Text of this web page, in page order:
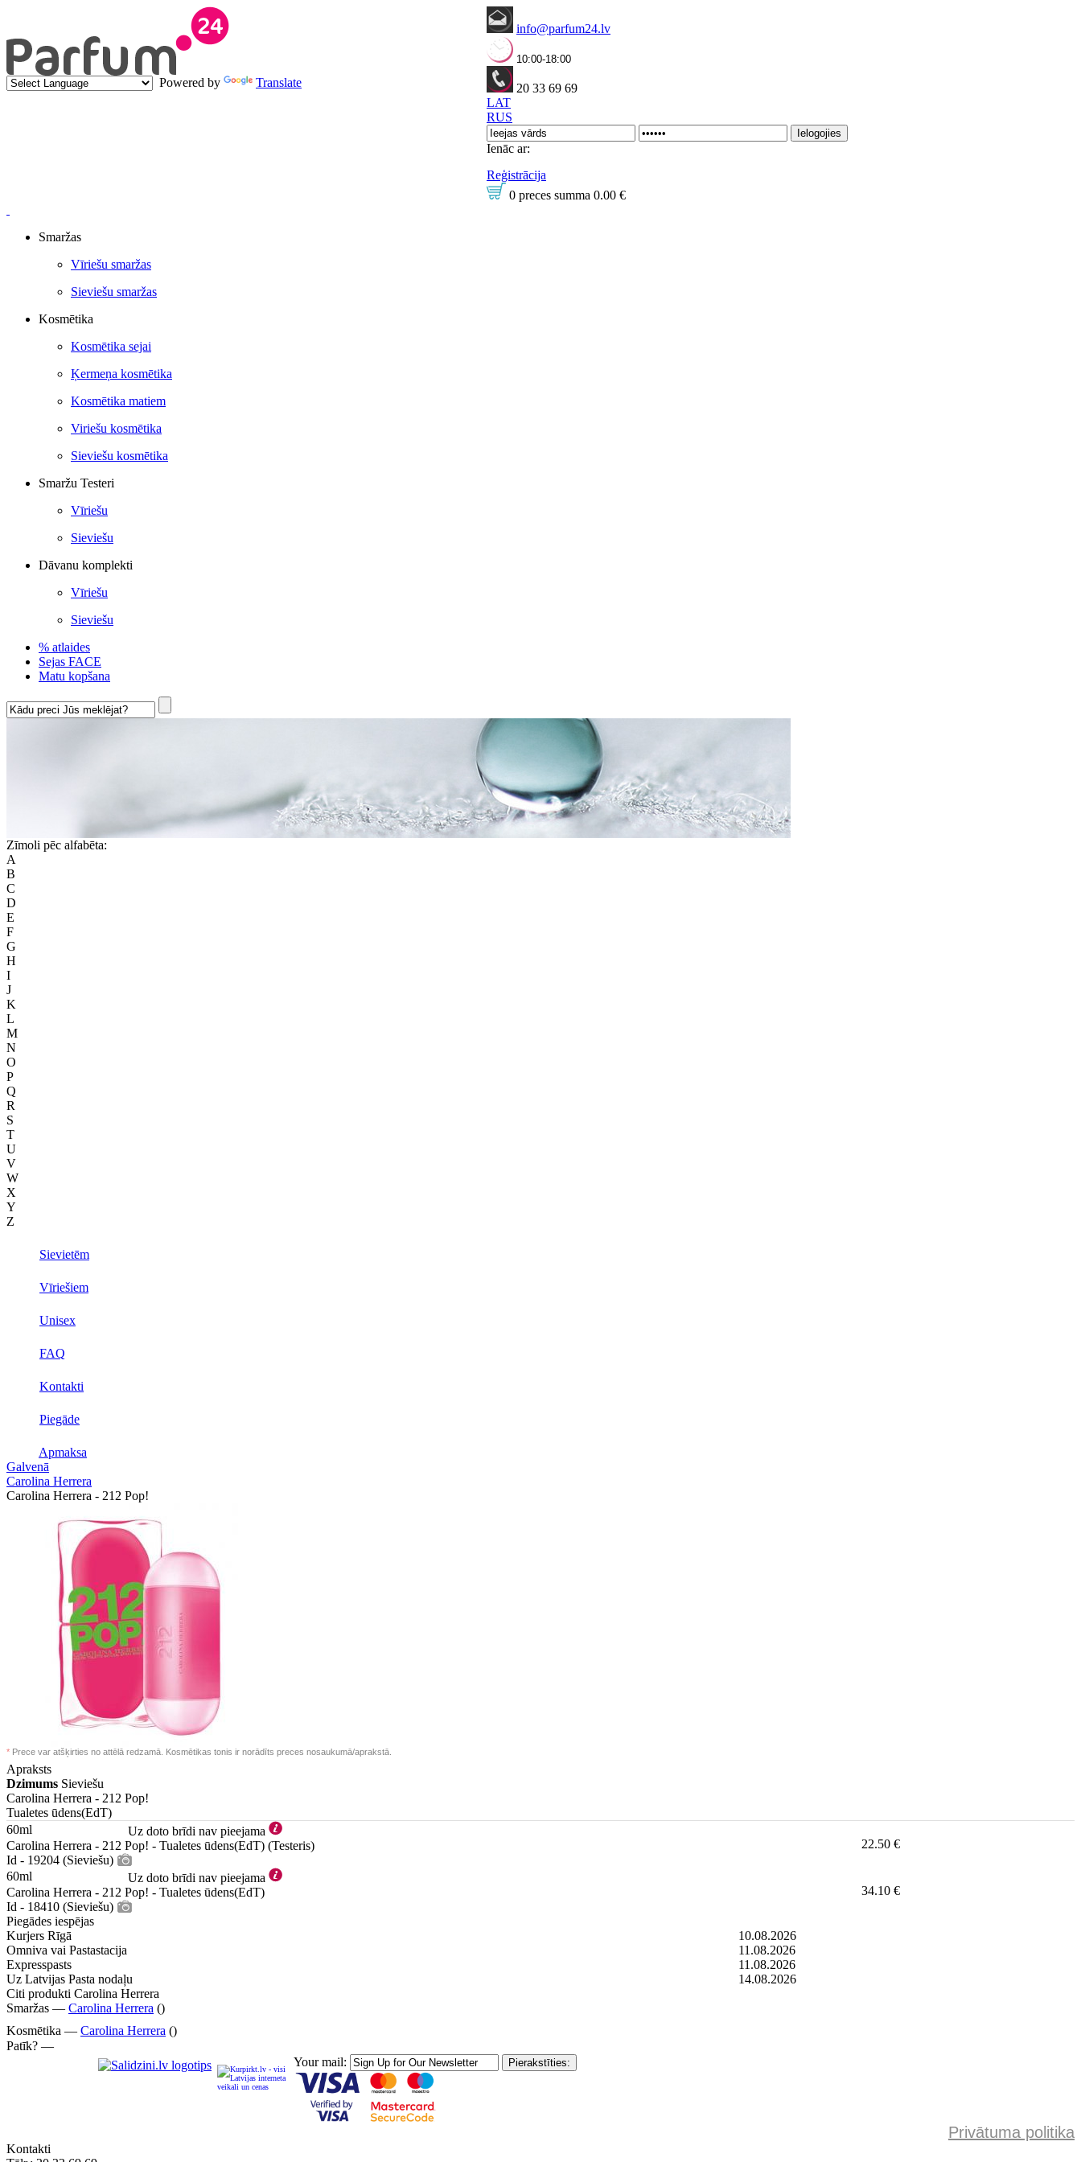
Powered by Translate
info@parfum24.lv
10:00-18:00
20 33 69 69
LAT
RUS
Ienāc ar:
Reģistrācija
0 preces summa 0.00 €
Smaržas
Vīriešu smaržas
Sieviešu smaržas
Kosmētika
Kosmētika sejai
Ķermeņa kosmētika
Kosmētika matiem
Viriešu kosmētika
Sieviešu kosmētika
Smaržu Testeri
Vīriešu
Sieviešu
Dāvanu komplekti
Vīriešu
Sieviešu
% atlaides
Sejas FACE
Matu kopšana
Zīmoli pēc alfabēta:
A
B
C
D
E
F
G
H
I
J
K
L
M
N
O
P
Q
R
S
T
U
V
W
X
Y
Z
Sievietēm
Vīriešiem
Unisex
FAQ
Kontakti
Piegāde
Apmaksa
Galvenā
Carolina Herrera
Carolina Herrera - 212 Pop!
* Prece var atšķirties no attēlā redzamā. Kosmētikas tonis ir norādīts preces nosaukumā/aprakstā.
Apraksts
Dzimums Sieviešu
Carolina Herrera - 212 Pop!
Tualetes ūdens(EdT)
60ml
Uz doto brīdi nav pieejama
Carolina Herrera - 212 Pop! - Tualetes ūdens(EdT) (Testeris)
Id - 19204 (Sieviešu)
22.50 €
60ml
Uz doto brīdi nav pieejama
Carolina Herrera - 212 Pop! - Tualetes ūdens(EdT)
Id - 18410 (Sieviešu)
34.10 €
Piegādes iespējas
Kurjers Rīgā
10.08.2026
Omniva vai Pastastacija
11.08.2026
Expresspasts
11.08.2026
Uz Latvijas Pasta nodaļu
14.08.2026
Citi produkti Carolina Herrera
Smaržas — Carolina Herrera ()
Kosmētika — Carolina Herrera ()
Patīk? —
Your mail:
Privātuma politika
Kontakti